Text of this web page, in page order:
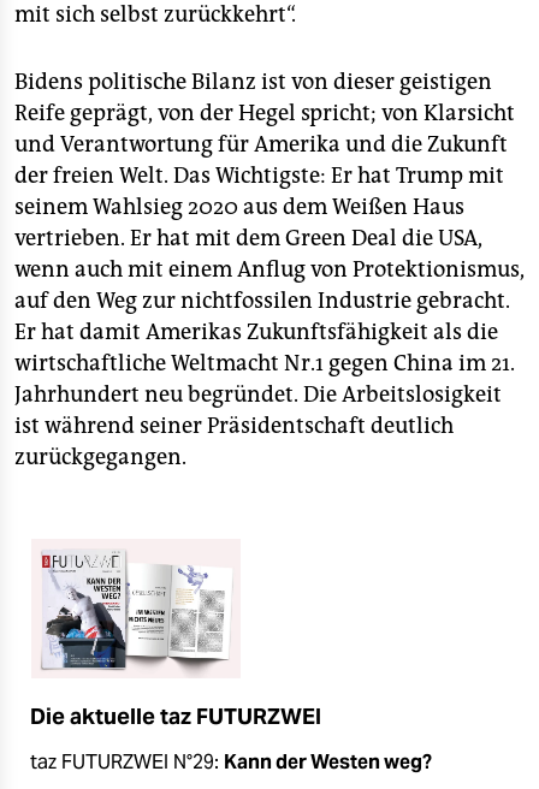
mit sich selbst zurückkehrt“.
Bidens politische Bilanz ist von dieser geistigen
Reife geprägt, von der Hegel spricht; von Klarsicht
und Verantwortung für Amerika und die Zukunft
der freien Welt. Das Wichtigste: Er hat Trump mit
seinem Wahlsieg 2020 aus dem Weißen Haus
vertrieben. Er hat mit dem Green Deal die USA,
wenn auch mit einem Anflug von Protektionismus,
auf den Weg zur nichtfossilen Industrie gebracht.
Er hat damit Amerikas Zukunftsfähigkeit als die
wirtschaftliche Weltmacht Nr.1 gegen China im 21.
Jahrhundert neu begründet. Die Arbeitslosigkeit
ist während seiner Präsidentschaft deutlich
zurückgegangen.
Die aktuelle taz FUTURZWEI
taz FUTURZWEI N°29: Kann der Westen weg?